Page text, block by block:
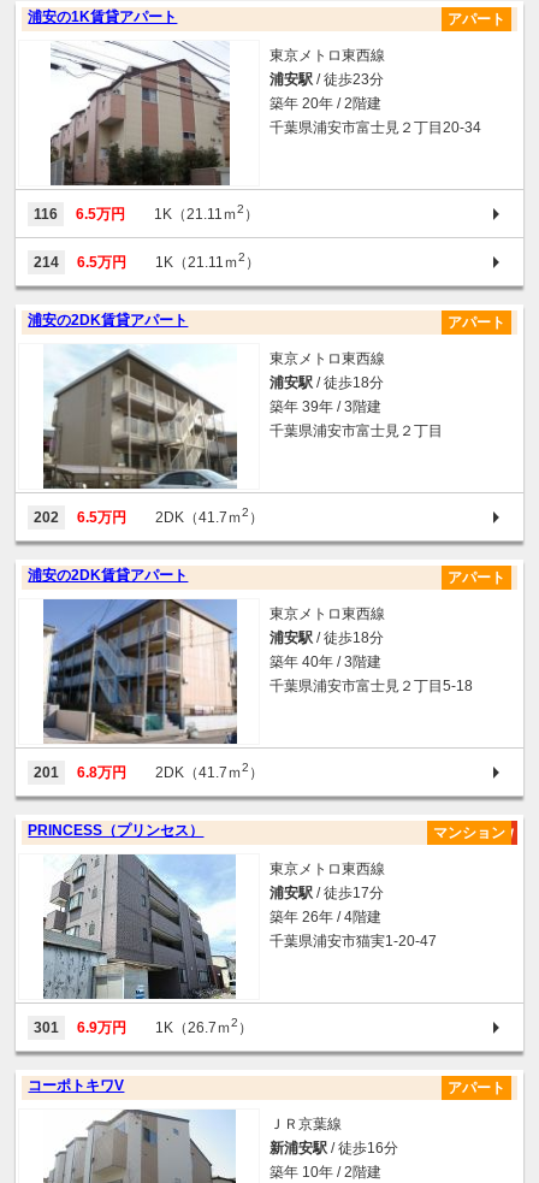
浦安の1K賃貸アパート アパート
東京メトロ東西線
浦安駅 / 徒歩23分
築年 20年 / 2階建
千葉県浦安市富士見２丁目20-34
116 6.5万円 1K（21.11ｍ2 ）
214 6.5万円 1K（21.11ｍ2 ）
浦安の2DK賃貸アパート アパート
東京メトロ東西線
浦安駅 / 徒歩18分
築年 39年 / 3階建
千葉県浦安市富士見２丁目
202 6.5万円 2DK（41.7ｍ2 ）
浦安の2DK賃貸アパート アパート
東京メトロ東西線
浦安駅 / 徒歩18分
築年 40年 / 3階建
千葉県浦安市富士見２丁目5-18
201 6.8万円 2DK（41.7ｍ2 ）
PRINCESS（プリンセス） マンション
東京メトロ東西線
浦安駅 / 徒歩17分
築年 26年 / 4階建
千葉県浦安市猫実1-20-47
301 6.9万円 1K（26.7ｍ2 ）
コーポトキワV アパート
ＪＲ京葉線
新浦安駅 / 徒歩16分
築年 10年 / 2階建